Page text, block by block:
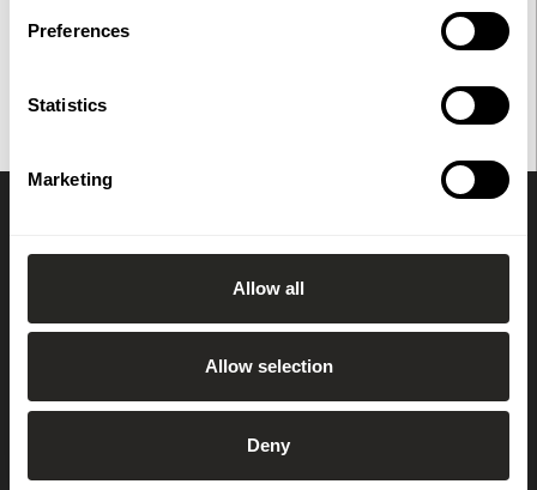
Preferences
Statistics
Marketing
Allow all
Allow selection
Deny
Prenumerera på vårt nyhetsbrev